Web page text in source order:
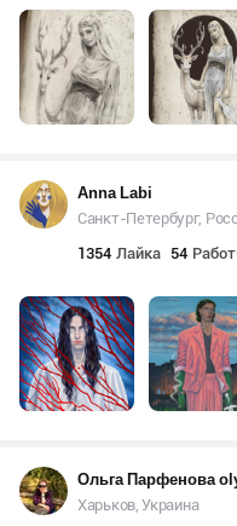
Anna Labi
Санкт-Петербург,
1354 Лайка 54
Ольга Парфенова
Харьков, Украина